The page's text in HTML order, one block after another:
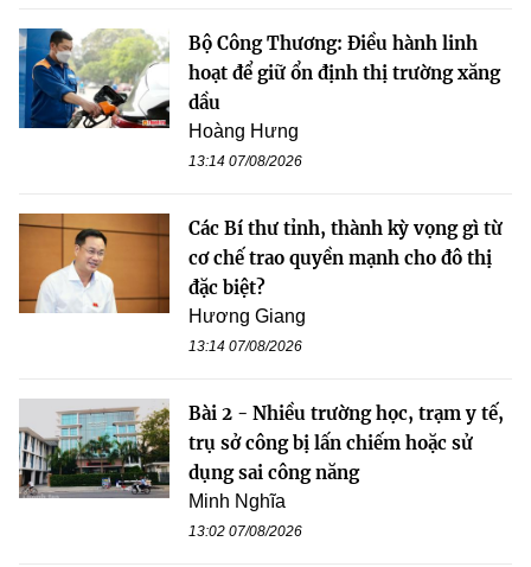
Bộ Công Thương: Điều hành linh
hoạt để giữ ổn định thị trường xăng
dầu
Hoàng Hưng
13:14 07/08/2026
Các Bí thư tỉnh, thành kỳ vọng gì từ
cơ chế trao quyền mạnh cho đô thị
đặc biệt?
Hương Giang
13:14 07/08/2026
Bài 2 - Nhiều trường học, trạm y tế,
trụ sở công bị lấn chiếm hoặc sử
dụng sai công năng
Minh Nghĩa
13:02 07/08/2026